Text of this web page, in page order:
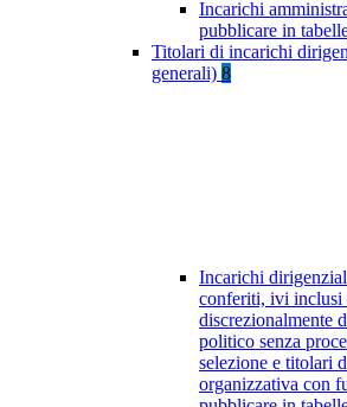
Incarichi
pubblicare in
Titolari di incarichi
generali) 8
Incarichi
conferiti, ivi inclusi
discrezionalmente
politico senza
selezione e titolari
organizzativa con